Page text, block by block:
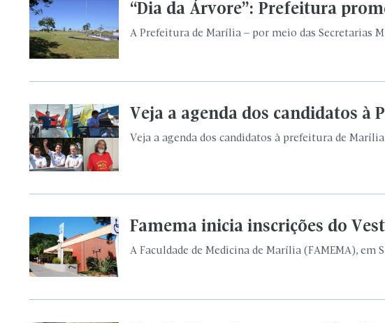
“Dia da Árvore”: Prefeitura
A Prefeitura de Marília – por meio das Secretarias
Veja a agenda dos candidatos à
Veja a agenda dos candidatos à prefeitura de
Famema inicia inscrições do
A Faculdade de Medicina de Marília (FAMEMA),